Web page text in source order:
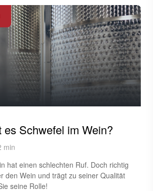
es Schwefel im Wein?
min
hat einen schlechten Ruf. Doch richtig
den Wein und trägt zu seiner Qualität
seine Rolle!